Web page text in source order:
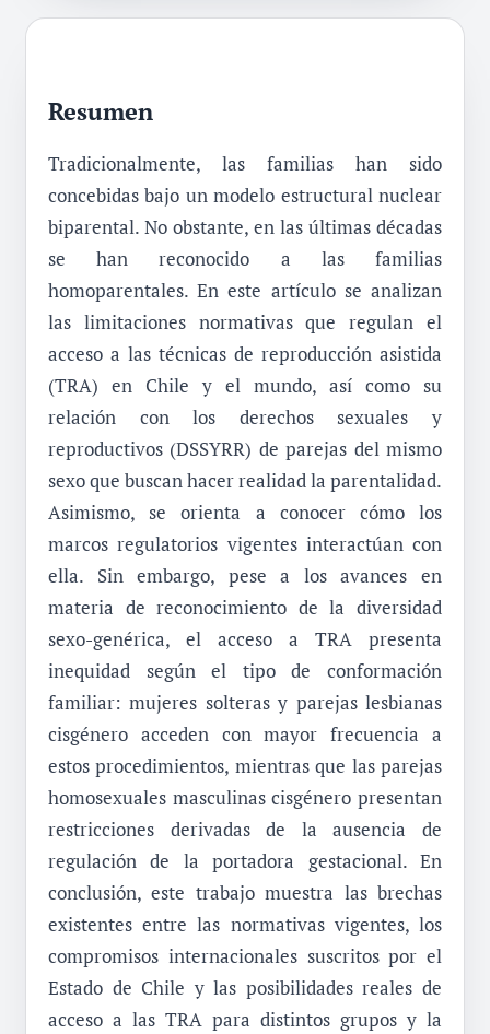
Resumen
Tradicionalmente, las familias han sido
concebidas bajo un modelo estructural nuclear
biparental. No obstante, en las últimas décadas
se han reconocido a las familias
homoparentales. En este artículo se analizan
las limitaciones normativas que regulan el
acceso a las técnicas de reproducción asistida
(TRA) en Chile y el mundo, así como su
relación con los derechos sexuales y
reproductivos (DSSYRR) de parejas del mismo
sexo que buscan hacer realidad la parentalidad.
Asimismo, se orienta a conocer cómo los
marcos regulatorios vigentes interactúan con
ella. Sin embargo, pese a los avances en
materia de reconocimiento de la diversidad
sexo-genérica, el acceso a TRA presenta
inequidad según el tipo de conformación
familiar: mujeres solteras y parejas lesbianas
cisgénero acceden con mayor frecuencia a
estos procedimientos, mientras que las parejas
homosexuales masculinas cisgénero presentan
restricciones derivadas de la ausencia de
regulación de la portadora gestacional. En
conclusión, este trabajo muestra las brechas
existentes entre las normativas vigentes, los
compromisos internacionales suscritos por el
Estado de Chile y las posibilidades reales de
acceso a las TRA para distintos grupos y la